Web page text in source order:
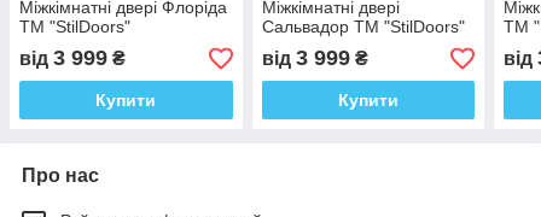
Міжкімнатні двері Флоріда
ТМ "StilDoors"
від 3 999 ₴
Купити
Міжкімнатні двері
Сальвадор ТМ "StilDoors"
від 3 999₴
Купити
ТМ
від
Про нас